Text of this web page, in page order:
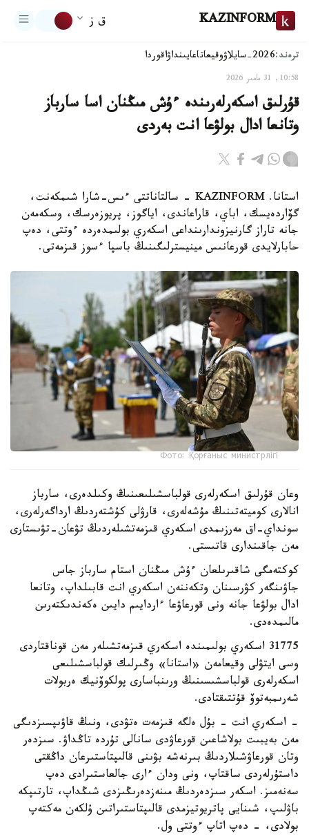
KAZINFORM ق ز
ترەند:2026-سايلاۋ وقيعاتاعايىنداۋاقوردا
10:58, 31 مامىر 2026
قۇرلىق اسكەرلەرىندە ءۇش مىڭنان اسا سارباز
وتانعا ادال بولۋعا انت بەردى
استانا. KAZINFORM - سالتاناتتى ءىس-شارا شىمكەنت،
گۆاردەيسك، اباي، قاراعاندى، اياگوز، پريوزەرسك، وسكەمەن
جانە تاراز گارنيزوندارىنداعى اسكەري بولىمدەردە ءوتتى، دەپ
حابارلايدى قورعانىس مينيسترلىگىنىڭ باسپا ءسوز قىزمەتى.
Фото: Қорғаныс министрлігі
وعان قۇرلىق اسكەرلەرى قولباسشىلىعىنىڭ وكىلدەرى، سارباز
انالارى كوميتەتىنىڭ مۇشەلەرى، قارۋلى كۇشتەردىڭ ارداگەرلەرى،
سونداي-اق مەرزىمدى اسكەري قىزمەتشىلەردىڭ تۋعان-تۋىستارى
مەن جاقىندارى قاتىستى.
كوكتەمگى شاقىرىلعان ءۇش مىڭنان استام سارباز جاس
جاۋىنگەر كۋرسىنان وتكەننەن اسكەري انت قابىلداپ، وتانعا
ادال بولۋعا جانە ونى قورعاۋعا ءاردايىم دايىن ەكەندىكتەرىن
مالىمدەدى.
31775 اسكەري بولىمىندە اسكەري قىزمەتشىلەر مەن قوناقتاردى
وسى ايتۋلى وقيعامەن «استانا» وڭىرلىك قولباسشىلىعى
اسكەرلەرى قولباسشىسىنىڭ ورىنباسارى پولكوۆنيك ەربولات
شەرىمبەتوۆ قۇتتىقتادى.
- اسكەري انت - بۇل ەلگە قىزمەت ەتۋدى، ونىڭ قاۋىپسىزدىگى
مەن بەيبىت بولاشاعىن قورعاۋدى سانالى تۇردە تاڭداۋ. سىزدەر
وتان قورعاۋشىلاردىڭ بىرنەشە بۋىنى قالىپتاستىرعان داڭقتى
داستۇرلەردى ساقتاپ، ونى ودان ءارى جالعاستىرادى دەپ
سەنەمىز. اسكەر سىزدەردىڭ مىنەزدەرىڭىزدى شىڭداپ، تارتىپكە
باۋلىپ، شىنايى پاتريوتيزمدى قالىپتاستىراتىن ۇلكەن مەكتەپ
بولادى، - دەپ اتاپ ءوتتى ول.